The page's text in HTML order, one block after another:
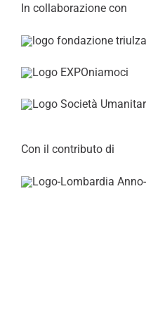
In collaborazione con
Con il contributo di